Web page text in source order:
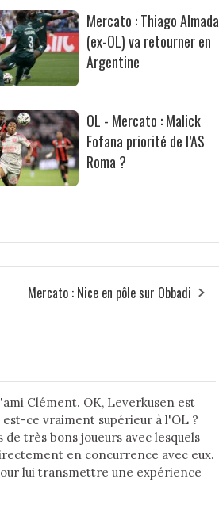
Mercato : Thiago Almada
(ex-OL) va retourner en
Argentine
OL - Mercato : Malick
Fofana priorité de l’AS
Roma ?
Mercato : Nice en pôle sur Obbadi
Clément. OK, Leverkusen est
ce vraiment supérieur à l'OL ?
très bons joueurs avec lesquels
en concurrence avec eux.
lui transmettre une expérience